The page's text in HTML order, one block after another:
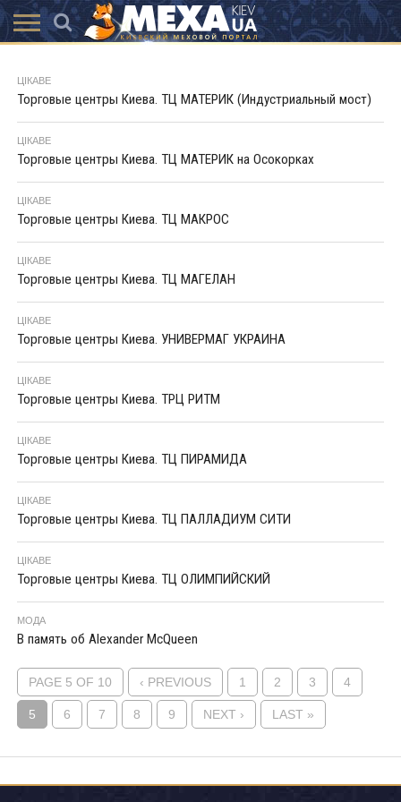
АКЦІЇ
ВИСТАВКИ
ПОСЛУГИ
МАГАЗИНИ
ХУТРЯНА
МОДА
НОВИНИ
КОНТАКТИ
АКСЕССУАРИ
ЦІКАВЕ
Торговые центры Киева. ТЦ МАТЕРИК (Индустриальный мост)
ЦІКАВЕ
Торговые центры Киева. ТЦ МАТЕРИК на Осокорках
ЦІКАВЕ
Торговые центры Киева. ТЦ МАКРОС
ЦІКАВЕ
Торговые центры Киева. ТЦ МАГЕЛАН
ЦІКАВЕ
Торговые центры Киева. УНИВЕРМАГ УКРАИНА
ЦІКАВЕ
Торговые центры Киева. ТРЦ РИТМ
ЦІКАВЕ
Торговые центры Киева. ТЦ ПИРАМИДА
ЦІКАВЕ
Торговые центры Киева. ТЦ ПАЛЛАДИУМ СИТИ
ЦІКАВЕ
Торговые центры Киева. ТЦ ОЛИМПИЙСКИЙ
МОДА
В память об Alexander McQueen
PAGE 5 OF 10 ‹ PREVIOUS 1 2 3 4
5 6 7 8 9 NEXT › LAST »